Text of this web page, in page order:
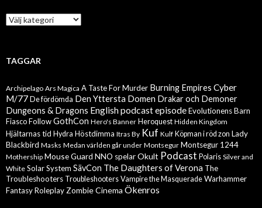
Kategorier
TAGGAR
Archipelago Ars Magica A Taste For Murder Burning Empires Cyber
M/77 De fördömda Den Yttersta Domen Drakar och Demoner
Dungeons & Dragons English podcast episodeEvolutionens Barn
Fiasco FollowGothCon Hero's Banner Heroquest Hidden Kingdom
Hjältarnas tid Hydra Höstdimma Itras By Kuf Kulf Köpman i röd zon Lady
Blackbird Masks Medan världen går under Montsegur Montsegur 1244
Mothership Mouse Guard NNO spelarOkult Podcast Polaris Silver and
White Solar System SävCon The Daughters of Verona The
Troubleshooters Troubleshooters Vampire the Masquerade Warhammer
Fantasy Roleplay Zombie Cinema Ökenros